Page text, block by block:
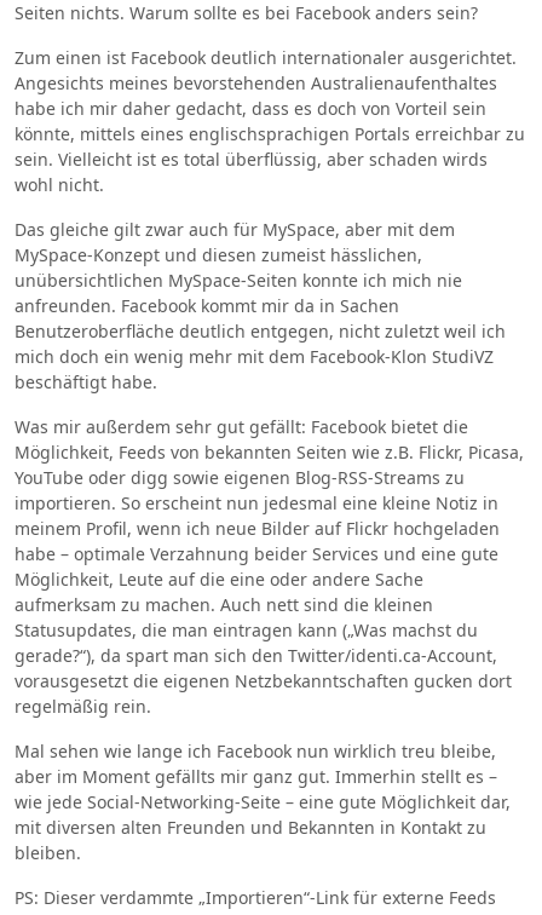
Seiten nichts. Warum sollte es bei Facebook anders sein?
Zum einen ist Facebook deutlich internationaler ausgerichtet.
Angesichts meines bevorstehenden Australienaufenthaltes
habe ich mir daher gedacht, dass es doch von Vorteil sein
könnte, mittels eines englischsprachigen Portals erreichbar zu
sein. Vielleicht ist es total überflüssig, aber schaden wirds
wohl nicht.
Das gleiche gilt zwar auch für MySpace, aber mit dem
MySpace-Konzept und diesen zumeist hässlichen,
unübersichtlichen MySpace-Seiten konnte ich mich nie
anfreunden. Facebook kommt mir da in Sachen
Benutzeroberfläche deutlich entgegen, nicht zuletzt weil ich
mich doch ein wenig mehr mit dem Facebook-Klon StudiVZ
beschäftigt habe.
Was mir außerdem sehr gut gefällt: Facebook bietet die
Möglichkeit, Feeds von bekannten Seiten wie z.B. Flickr, Picasa,
YouTube oder digg sowie eigenen Blog-RSS-Streams zu
importieren. So erscheint nun jedesmal eine kleine Notiz in
meinem Profil, wenn ich neue Bilder auf Flickr hochgeladen
habe – optimale Verzahnung beider Services und eine gute
Möglichkeit, Leute auf die eine oder andere Sache
aufmerksam zu machen. Auch nett sind die kleinen
Statusupdates, die man eintragen kann („Was machst du
gerade?“), da spart man sich den Twitter/identi.ca-Account,
vorausgesetzt die eigenen Netzbekanntschaften gucken dort
regelmäßig rein.
Mal sehen wie lange ich Facebook nun wirklich treu bleibe,
aber im Moment gefällts mir ganz gut. Immerhin stellt es –
wie jede Social-Networking-Seite – eine gute Möglichkeit dar,
mit diversen alten Freunden und Bekannten in Kontakt zu
bleiben.
PS: Dieser verdammte „Importieren“-Link für externe Feeds